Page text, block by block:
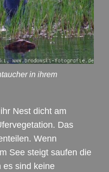
in ihrem
Nest dicht am
Das
Wenn
See steigt saufen die
es sind keine